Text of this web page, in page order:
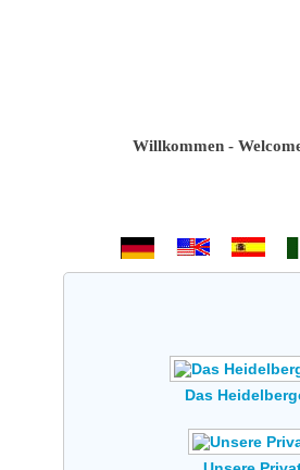
Willkommen - Welcome -
Das